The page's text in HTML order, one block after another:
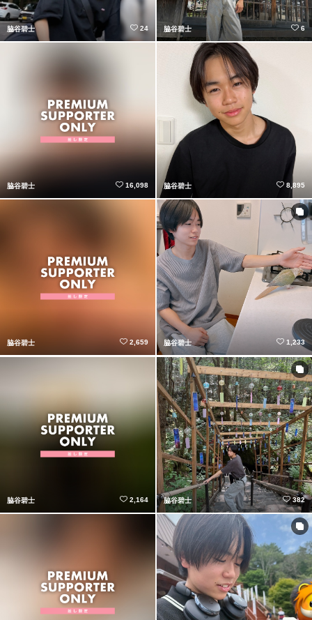
脇谷碧士 24 脇谷碧士 6
脇谷碧士 16,098 脇谷碧士 8,895
脇谷碧士 2,659 脇谷碧士 1,233
脇谷碧士 2,164 脇谷碧士 382